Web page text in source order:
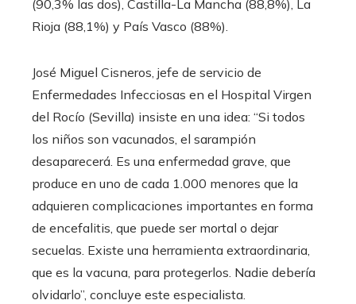
(90,3% las dos), Castilla-La Mancha (88,8%), La
Rioja (88,1%) y País Vasco (88%).
José Miguel Cisneros, jefe de servicio de
Enfermedades Infecciosas en el Hospital Virgen
del Rocío (Sevilla) insiste en una idea: “Si todos
los niños son vacunados, el sarampión
desaparecerá. Es una enfermedad grave, que
produce en uno de cada 1.000 menores que la
adquieren complicaciones importantes en forma
de encefalitis, que puede ser mortal o dejar
secuelas. Existe una herramienta extraordinaria,
que es la vacuna, para protegerlos. Nadie debería
olvidarlo”, concluye este especialista.